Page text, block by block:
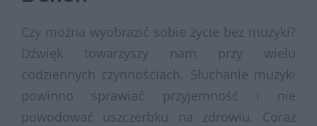
Czy można wyobrazić sobie życie bez muzyki?
Dźwięk towarzyszy nam przy wielu
codziennych czynnościach. Słuchanie muzyki
powinno sprawiać przyjemność i nie
powodować uszczerbku na zdrowiu. Coraz